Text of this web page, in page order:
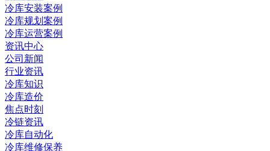
冷库安装案例
冷库规划案例
冷库运营案例
资讯中心
公司新闻
行业资讯
冷库知识
冷库造价
焦点时刻
冷链资讯
冷库自动化
冷库维修保养